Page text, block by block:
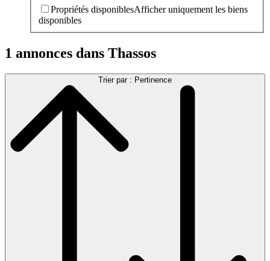
Propriétés disponiblesAfficher uniquement les biens
disponibles
1 annonces dans Thassos
Trier par : Pertinence